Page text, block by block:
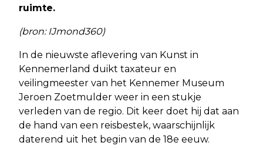
ruimte.
(bron: IJmond360)
In de nieuwste aflevering van Kunst in
Kennemerland duikt taxateur en
veilingmeester van het Kennemer Museum
Jeroen Zoetmulder weer in een stukje
verleden van de regio. Dit keer doet hij dat aan
de hand van een reisbestek, waarschijnlijk
daterend uit het begin van de 18e eeuw.